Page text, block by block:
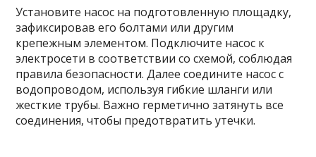
Установите насос на подготовленную площадку,
зафиксировав его болтами или другим
крепежным элементом. Подключите насос к
электросети в соответствии со схемой, соблюдая
правила безопасности. Далее соедините насос с
водопроводом, используя гибкие шланги или
жесткие трубы. Важно герметично затянуть все
соединения, чтобы предотвратить утечки.